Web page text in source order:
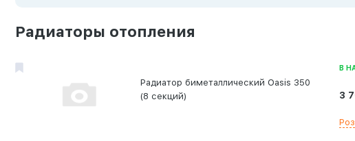
Радиаторы отопления
Радиатор биметаллический Oasis 350
(8 секций)
В
3